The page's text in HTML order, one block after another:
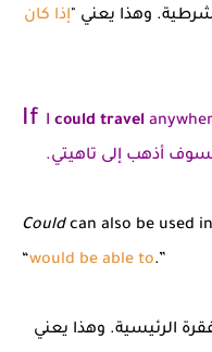
إذا كان
If I could travel
أذهب إلى تاهيتي.
Couldcan also be used
“would be able to.”
الرئيسية. وهذا يعني